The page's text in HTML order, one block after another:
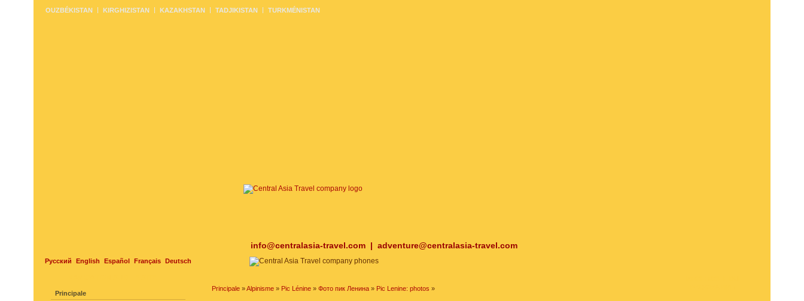
info@centralasia-travel.com | adventure@centralasia-travel.com
Русский English Español Français Deutsch
OUZBÉKISTAN KIRGHIZISTAN KAZAKHSTAN TADJIKISTAN TURKMÉNISTAN
Principale »Alpinisme » Pic Lénine » Фото пик Ленина » Pic Lenine: photos »
Principale